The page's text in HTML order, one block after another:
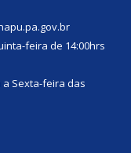
feira de 14:00hrs
Sexta-feira das